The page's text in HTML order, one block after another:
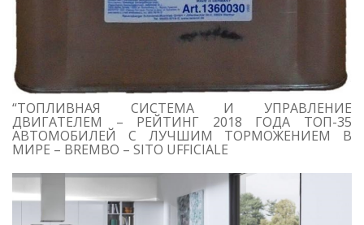
“ТОПЛИВНАЯ СИСТЕМА И УПРАВЛЕНИЕ
ДВИГАТЕЛЕМ – РЕЙТИНГ 2018 ГОДА ТОП-35
АВТОМОБИЛЕЙ С ЛУЧШИМ ТОРМОЖЕНИЕМ В
МИРЕ – BREMBO – SITO UFFICIALE